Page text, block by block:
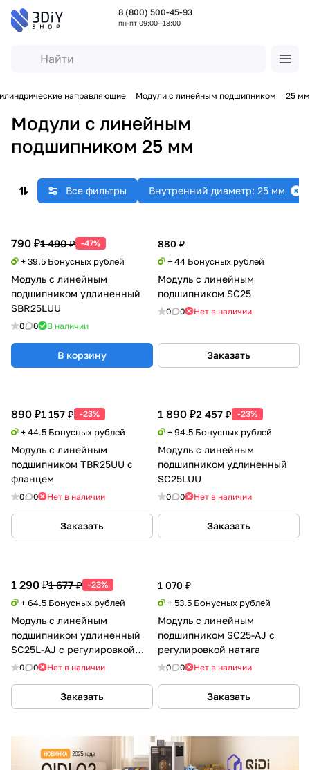
8 (800) 500-45-93
пн-пт 09:00—18:00
направляющие Модули с линейным подшипником 25 мм
Модули с линейным
подшипником 25 мм
Все фильтры Внутренний диаметр: 25 мм
790 ₽1 490 ₽ -47%
+ 39.5 Бонусных рублей
Модуль с линейным
подшипником удлиненный
SBR25LUU
0 0 В наличии
В корзину
880 ₽
+ 44 Бонусных рублей
Модуль с линейным
подшипником SC25
0 0 Нет в наличии
Заказать
890 ₽1 157 ₽ -23%
+ 44.5 Бонусных рублей
Модуль с линейным
подшипником TBR25UU с
фланцем
0 0 Нет в наличии
Заказать
1 890 ₽2 457 ₽ -23%
+ 94.5 Бонусных рублей
Модуль с линейным
подшипником удлиненный
SC25LUU
0 0 Нет в наличии
Заказать
1 290 ₽1 677 ₽ -23%
+ 64.5 Бонусных рублей
Модуль с линейным
подшипником удлиненный
SC25L-AJ с регулировкой
натяга
0 0 Нет в наличии
Заказать
1 070 ₽
+ 53.5 Бонусных рублей
Модуль с линейным
подшипником SC25-AJ с
регулировкой натяга
0 0 Нет в наличии
Заказать